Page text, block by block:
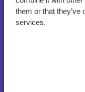
them or that they’ve
services.
rhan o